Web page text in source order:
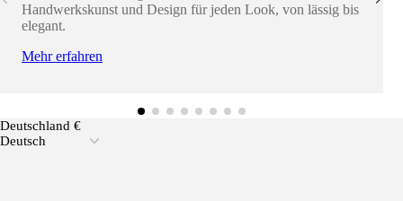
Handwerkskunst und Design für jeden Look, von lässig bis
elegant.
Mehr erfahren
Deutschland €
Deutsch